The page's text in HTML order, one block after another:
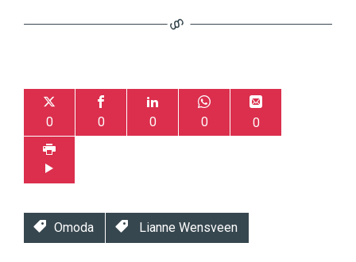
0 0 0 0 0
Omoda Lianne Wensveen